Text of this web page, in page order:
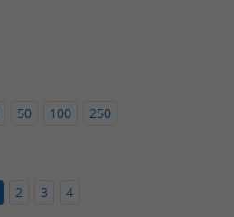
50 100 250
2 3 4